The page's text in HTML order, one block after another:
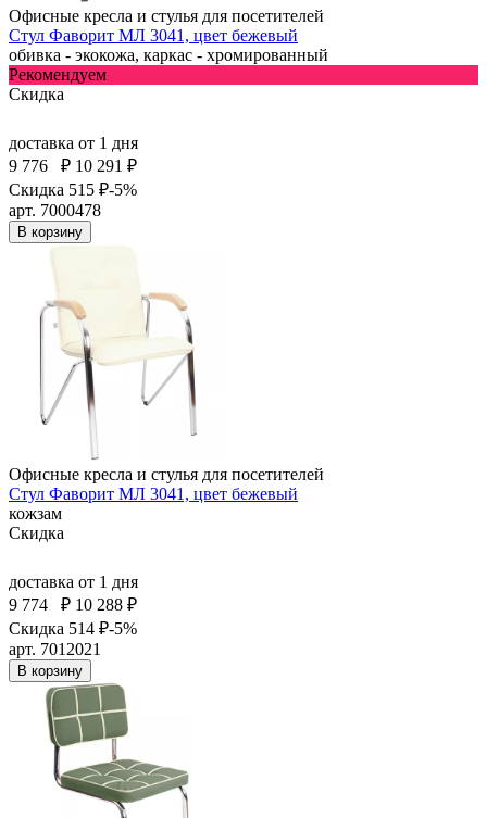
Офисные кресла и стулья для посетителей
Стул Фаворит МЛ 3041, цвет бежевый
обивка - экокожа, каркас - хромированный
Рекомендуем
Скидка
доставка от 1 дня
9 776
₽ 10 291 ₽
Скидка 515 ₽-5%
арт. 7000478
В корзину
Офисные кресла и стулья для посетителей
Стул Фаворит МЛ 3041, цвет бежевый
кожзам
Скидка
доставка от 1 дня
9 774
₽ 10 288 ₽
Скидка 514 ₽-5%
арт. 7012021
В корзину